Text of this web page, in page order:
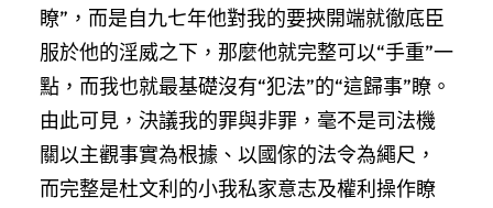
瞭”，而是自九七年他對我的要挾開端就徹底臣
服於他的淫威之下，那麼他就完整可以“手重”一
點，而我也就最基礎沒有“犯法”的“這歸事”瞭。
由此可見，決議我的罪與非罪，毫不是司法機
關以主觀事實為根據、以國傢的法令為繩尺，
而完整是杜文利的小我私家意志及權利操作瞭